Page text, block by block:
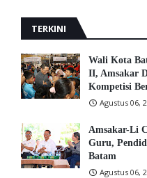
TERKINI
Wali Kota
II, Amsakar
Kompetisi
Agustus 06,
Amsakar-Li
Guru,
Batam
Agustus 06,